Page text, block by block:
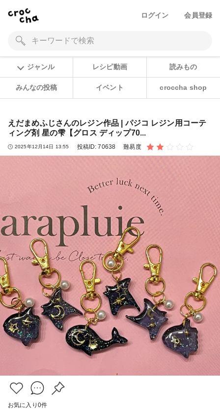
ログイン 会員登録
ジャンル レシピ動画 読みもの
みんなの投稿 イベント croccha shop
えだまめふじさんのレジン作品 | パジコ レジン用コーテ
ィング剤 星の雫【グロス ディップ70...
2025年12月14日 13:55 投稿ID:70638 難易度
お気に入り 0件